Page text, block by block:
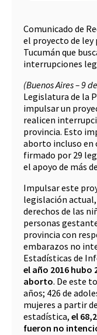
Comunicado de
el proyecto de ley
Tucumán que
interrupciones
(Buenos Aires – 9
Legislatura de la
impulsar un
realicen
provincia. Esto
aborto incluso en
firmado por 29
el apoyo de más
Impulsar este
legislación
derechos de las
personas
provincia con
embarazos no
Estadísticas de
el año 2016
aborto. De este
años; 426 de
mujeres a partir
estadística, el
fueron no